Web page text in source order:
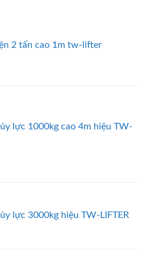
2 tấn cao 1m tw-lifter
lực 1000kg cao 4m hiệu TW-
lực 3000kg hiệu TW-LIFTER